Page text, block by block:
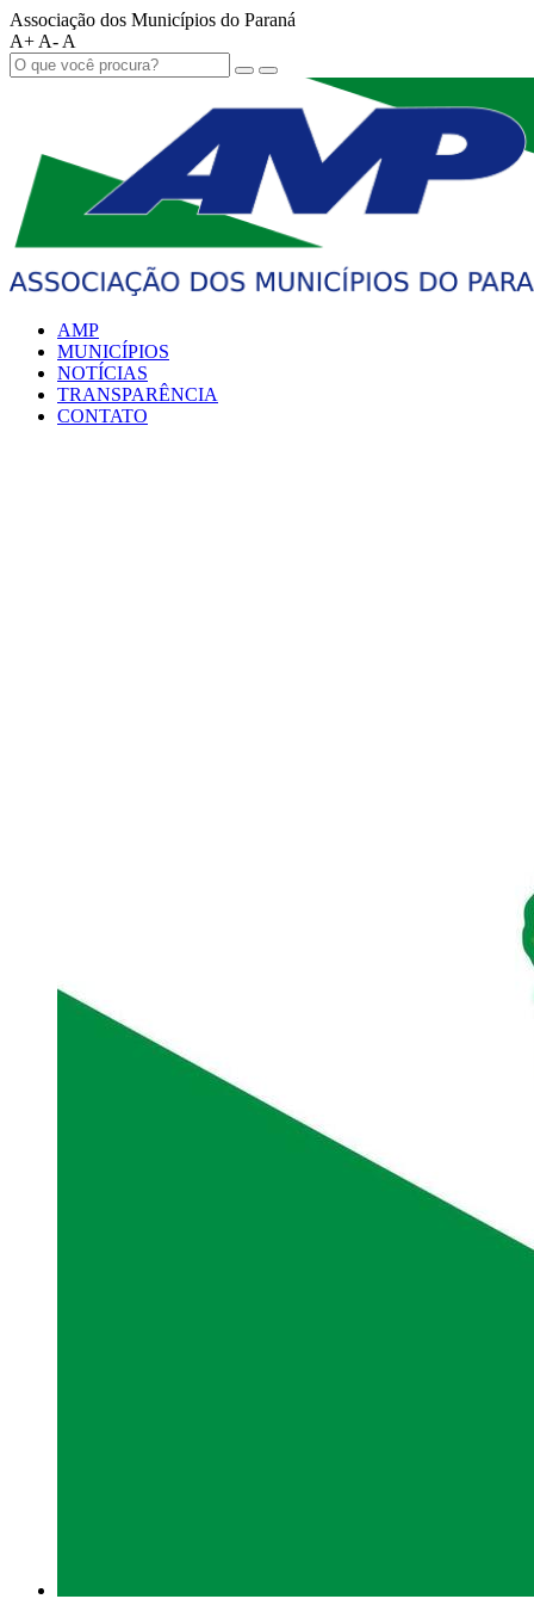
Associação dos Municípios do Paraná
A+ A- A
AMP
MUNICÍPIOS
NOTÍCIAS
TRANSPARÊNCIA
CONTATO